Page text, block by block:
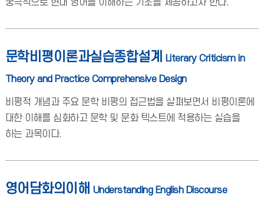
궁극적으로 현대 영어를 이해하는 기초를 제공하고자 한다.
문학비평이론과실습종합설계
Literary Criticism in
Theory and Practice Comprehensive Design
비평적 개념과 주요 문학 비평의 접근법을 살펴보면서 비평이론에
대한 이해를 심화하고 문학 및 문화 텍스트에 적용하는 실습을
하는 과목이다.
영어담화의이해 Understanding English Discourse